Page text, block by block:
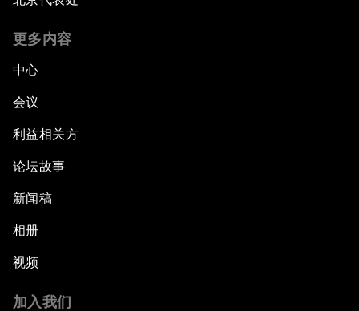
更多内容
中心
会议
利益相关方
论坛故事
新闻稿
相册
视频
加入我们